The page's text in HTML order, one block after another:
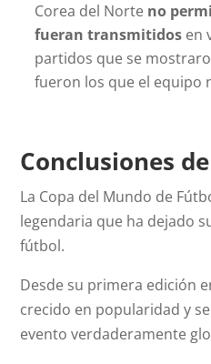
Corea del Norte no
fueran transmitidos en
partidos que se
fueron los que el equipo
Conclusiones
La Copa del Mundo de
legendaria que ha dejado
fútbol.
Desde su primera edición
crecido en popularidad y
evento verdaderamente